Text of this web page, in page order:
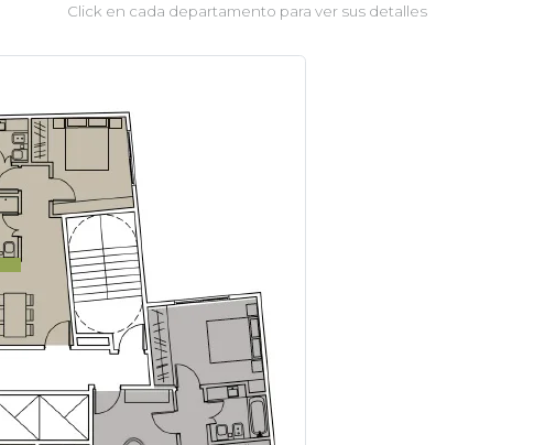
Click en cada departamento para ver sus detalles